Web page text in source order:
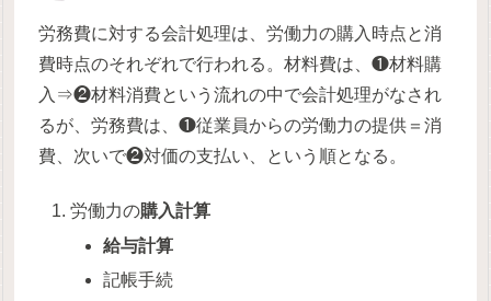
労務費に対する会計処理は、労働力の購入時点と消
費時点のそれぞれで行われる。材料費は、❶材料購
入⇒❷材料消費という流れの中で会計処理がなされ
るが、労務費は、❶従業員からの労働力の提供＝消
費、次いで❷対価の支払い、という順となる。
労働力の購入計算
給与計算
記帳手続